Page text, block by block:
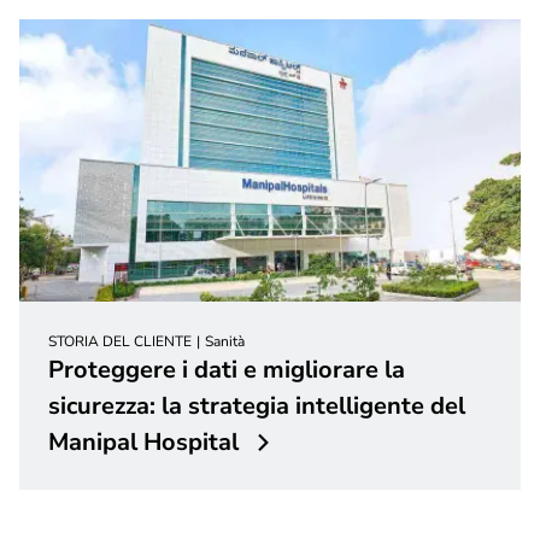
STORIA DEL CLIENTE Sanità
Proteggere i dati e migliorare la
sicurezza: la strategia intelligente del
Manipal Hospital